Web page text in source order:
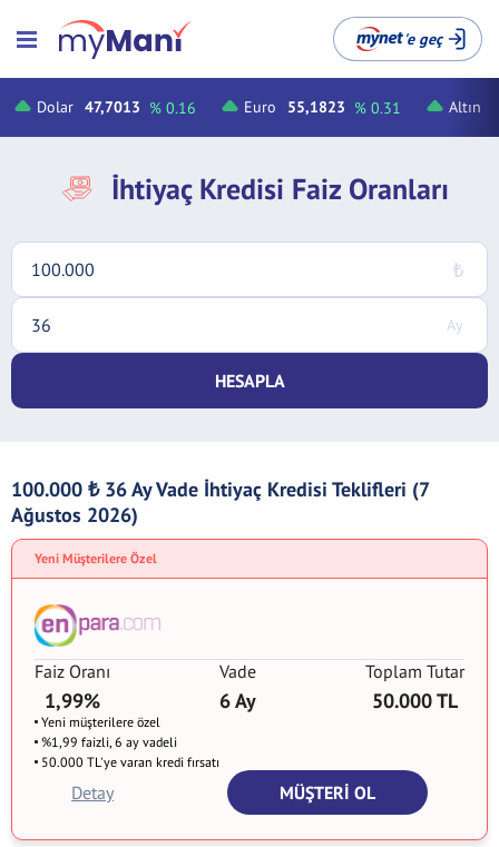
'e geç
Dolar 47,7013 % 0.16 Euro 55,1823 % 0.31 Altın
İhtiyaç Kredisi Faiz Oranları
HESAPLA
100.000 ₺36 Ay Vade İhtiyaç Kredisi Teklifleri (7
Ağustos 2026)
Yeni Müşterilere Özel
Faiz Oranı
1,99%
Vade
6 Ay
Toplam Tutar
50.000 TL
Yeni müşterilere özel
%1,99 faizli, 6 ay vadeli
50.000 TL'ye varan kredi fırsatı
MÜŞTERİ OL
Detay